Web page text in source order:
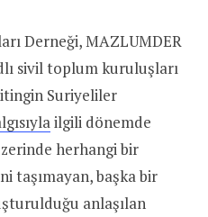
Derneği, MAZLUMDER
sivil toplum kuruluşları
Suriyeliler
ilgili dönemde
herhangi bir
taşımayan, başka bir
anlaşılan